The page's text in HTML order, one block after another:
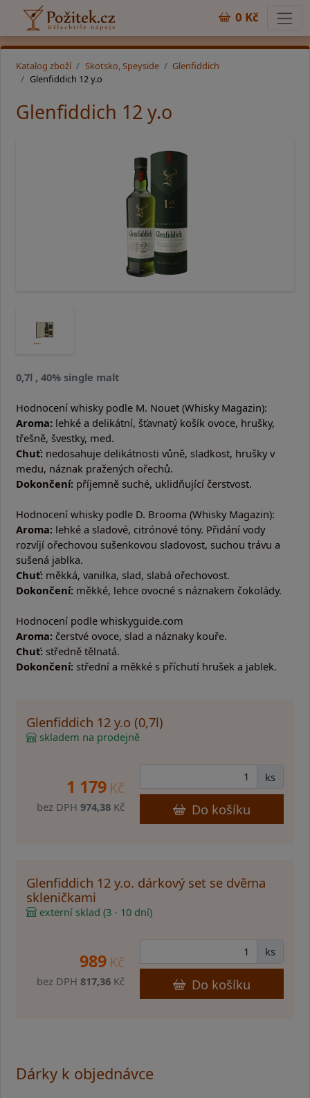
0 Kč
Katalog zboží Skotsko, Speyside
Glenfiddich
Glenfiddich 12 y.o
Glenfiddich 12 y.o
0,7l , 40% single malt
Hodnocení whisky podle M. Nouet (Whisky Magazin):
Aroma: lehké a delikátní, šťavnatý košík ovoce, hrušky,
třešně, švestky, med.
Chuť: nedosahuje delikátnosti vůně, sladkost, hrušky v
medu, náznak pražených ořechů.
Dokončení: příjemně suché, uklidňující čerstvost.
Hodnocení whisky podle D. Brooma (Whisky Magazin):
Aroma: lehké a sladové, citrónové tóny. Přidání vody
rozvíjí ořechovou sušenkovou sladovost, suchou trávu a
sušená jablka.
Chuť: měkká, vanilka, slad, slabá ořechovost.
Dokončení: měkké, lehce ovocné s náznakem čokolády.
Hodnocení podle whiskyguide.com
Aroma: čerstvé ovoce, slad a náznaky kouře.
Chuť: středně tělnatá.
Dokončení: střední a měkké s příchutí hrušek a jablek.
Glenfiddich 12 y.o (0,7l)
skladem na prodejně
1 179 Kč
bez DPH974,38 Kč
ks
Do košíku
Glenfiddich 12 y.o. dárkový set se dvěma
skleničkami
externí sklad (3 - 10 dní)
989 Kč
bez DPH817,36 Kč
ks
Do košíku
Dárky k objednávce